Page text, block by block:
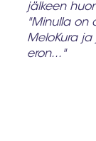
jälkeen
"Minulla on
MeloKura
eron..."